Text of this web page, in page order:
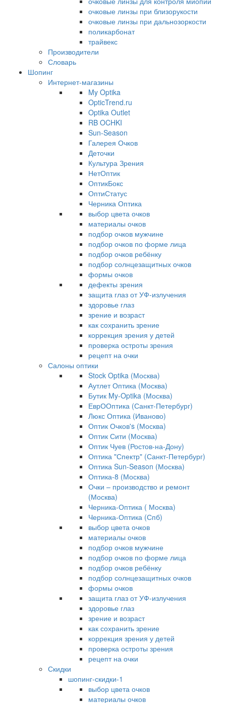
очковые линзы при близорукости
очковые линзы при дальнозоркости
поликарбонат
трайвекс
Производители
Словарь
Шопинг
Интернет-магазины
My Optika
OpticTrend.ru
Optika Outlet
RB OCHKI
Sun-Season
Галерея Очков
Деточки
Культура Зрения
НетОптик
ОптикБокс
ОптиСтатус
Черника Оптика
выбор цвета очков
материалы очков
подбор очков мужчине
подбор очков по форме лица
подбор очков ребёнку
подбор солнцезащитных очков
формы очков
дефекты зрения
защита глаз от УФ-излучения
здоровье глаз
зрение и возраст
как сохранить зрение
коррекция зрения у детей
проверка остроты зрения
рецепт на очки
Салоны оптики
Stock Optika (Москва)
Аутлет Оптика (Москва)
Бутик My-Optika (Москва)
ЕврООптика (Санкт-Петербург)
Люкс Оптика (Иваново)
Оптик Очков's (Москва)
Оптик Сити (Москва)
Оптик Чуев (Ростов-на-Дону)
Оптика "Спектр" (Санкт-Петербург)
Оптика Sun-Season (Москва)
Оптика-8 (Москва)
Очки – производство и ремонт
(Москва)
Черника-Оптика ( Москва)
Черника-Оптика (Спб)
выбор цвета очков
материалы очков
подбор очков мужчине
подбор очков по форме лица
подбор очков ребёнку
подбор солнцезащитных очков
формы очков
защита глаз от УФ-излучения
здоровье глаз
зрение и возраст
как сохранить зрение
коррекция зрения у детей
проверка остроты зрения
рецепт на очки
Скидки
шопинг-скидки-1
выбор цвета очков
материалы очков